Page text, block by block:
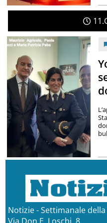
11
Notizie - Settimanale della